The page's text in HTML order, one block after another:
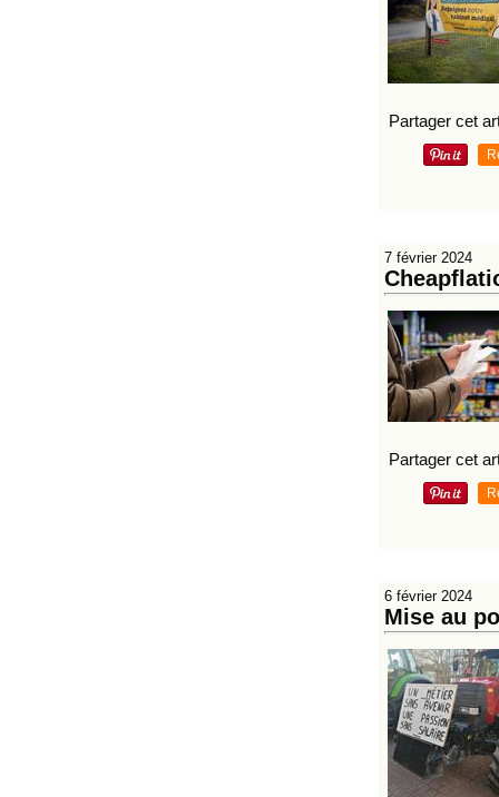
Partager cet
7 février 2024
Partager cet
6 février 2024
Mise au